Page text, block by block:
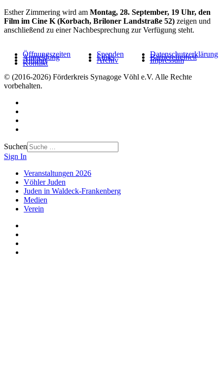
Esther Zimmering wird am Montag, 28. September, 19 Uhr, den
Film im Cine K (Korbach, Briloner Landstraße 52) zeigen und
anschließend zu einer Nachbesprechung zur Verfügung steht.
Öffnungszeiten
Anmeldung
Anfahrt
Kontakt
Spenden
Links
Archiv
Datenschutzerklärung
Barrierefreiheit
Impressum
© (2016-2026) Förderkreis Synagoge Vöhl e.V. Alle Rechte
vorbehalten.
Suchen
Sign In
Veranstaltungen 2026
Vöhler Juden
Juden in Waldeck-Frankenberg
Medien
Verein